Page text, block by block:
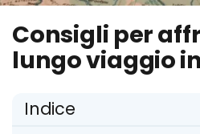
Consigli per
lungo viaggio
Indice